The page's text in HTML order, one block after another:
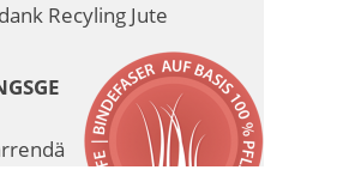
Recyling Jute